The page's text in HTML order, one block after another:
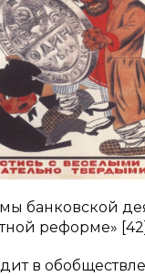
банковской
реформе»
в